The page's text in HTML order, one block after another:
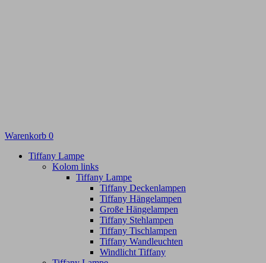
Warenkorb 0
Tiffany Lampe
Kolom links
Tiffany Lampe
Tiffany Deckenlampen
Tiffany Hängelampen
Große Hängelampen
Tiffany Stehlampen
Tiffany Tischlampen
Tiffany Wandleuchten
Windlicht Tiffany